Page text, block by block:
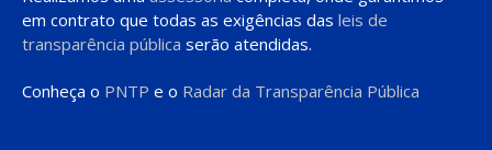
em contrato que todas as exigências das leis de
transparência pública serão atendidas.
Conheça o PNTP e o Radar da Transparência Pública